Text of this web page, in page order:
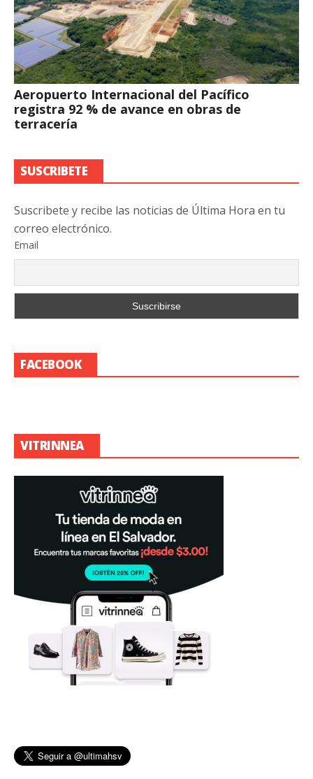
Aeropuerto Internacional del Pacífico
registra 92 % de avance en obras de
terracería
SUSCRIBETE
Suscribete y recibe las noticias de Última Hora en tu
correo electrónico.
Email
FACEBOOK
VITRINNEA